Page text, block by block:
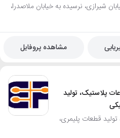
خیابان شیرازی، نرسیده به خیابان ملاصدرا،
مشاهده پروفایل
پلاستیک، تولید
قطعات پلیمری،